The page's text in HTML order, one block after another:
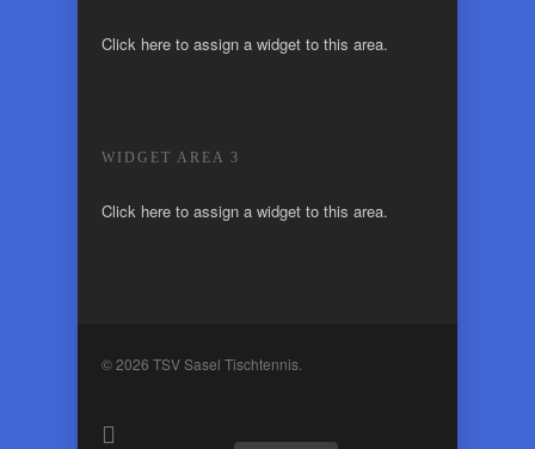
Click here to assign a widget to this area.
WIDGET AREA 3
Click here to assign a widget to this area.
© 2026 TSV Sasel Tischtennis.